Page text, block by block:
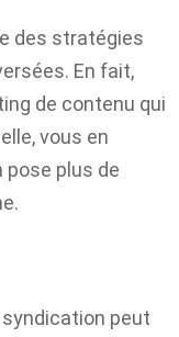
des stratégies
En fait,
de contenu qui
vous en
pose plus de
peut